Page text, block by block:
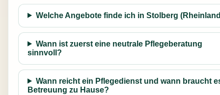
Welche Angebote finde ich in Stolberg
Wann ist zuerst eine neutrale Pflegeberatung
sinnvoll?
Wann reicht ein Pflegedienst und wann braucht
Betreuung zu Hause?